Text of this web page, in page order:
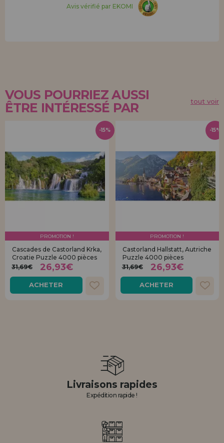
Avis vérifié par EKOMI
VOUS POURRIEZ AUSSI
ÊTRE INTÉRESSÉ PAR
tout voir
PROMOTION !
Cascades de Castorland Krka,
Croatie Puzzle 4000 pièces
31,69€
26,93€
ACHETER
-15%
PROMOTION !
Castorland Hallstatt, Autriche
Puzzle 4000 pièces
31,69€
26,93€
ACHETER
-15%
Livraisons rapides
Expédition rapide !